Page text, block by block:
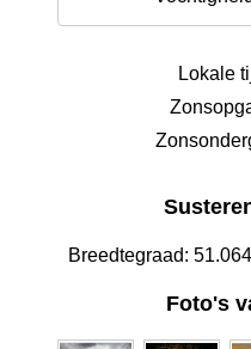
Lokale
Breedtegraad:
Foto's